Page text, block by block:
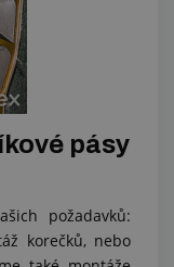
pásy
požadavků:
korečků, nebo